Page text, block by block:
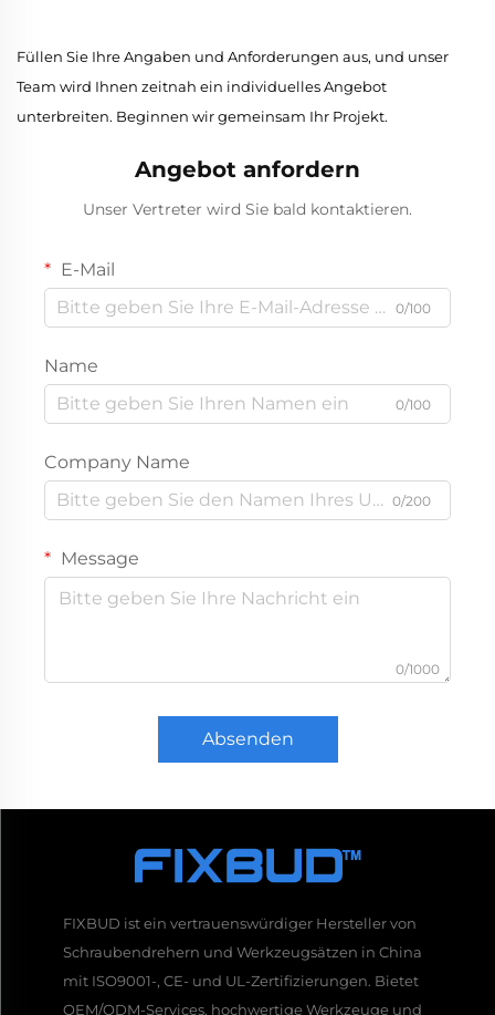
Füllen Sie Ihre Angaben und Anforderungen aus, und unser
Team wird Ihnen zeitnah ein individuelles Angebot
unterbreiten. Beginnen wir gemeinsam Ihr Projekt.
Angebot anfordern
Unser Vertreter wird Sie bald kontaktieren.
E-Mail
0/100
Name
0/100
Company Name
0/200
Message
0/1000
Absenden
FIXBUD ist ein vertrauenswürdiger Hersteller von
Schraubendrehern und Werkzeugsätzen in China
mit ISO9001-, CE- und UL-Zertifizierungen. Bietet
OEM/ODM-Services, hochwertige Werkzeuge und